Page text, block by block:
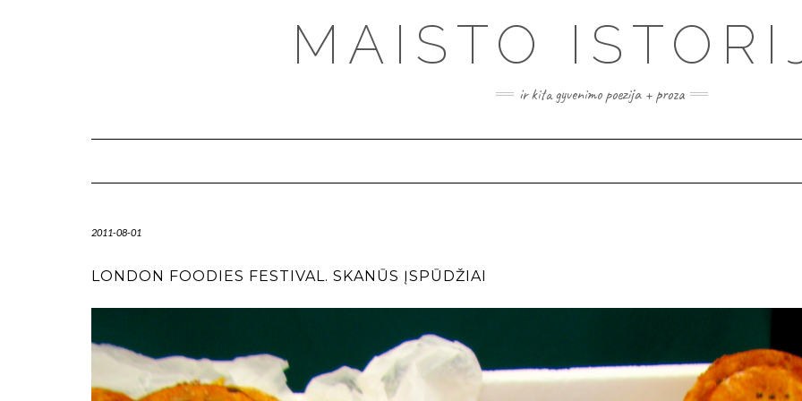
MAISTO
ir kita gyvenimo poezija + proza
2011-08-01
LONDON FOODIES FESTIVAL. SKANŪS ĮSPŪDŽIAI